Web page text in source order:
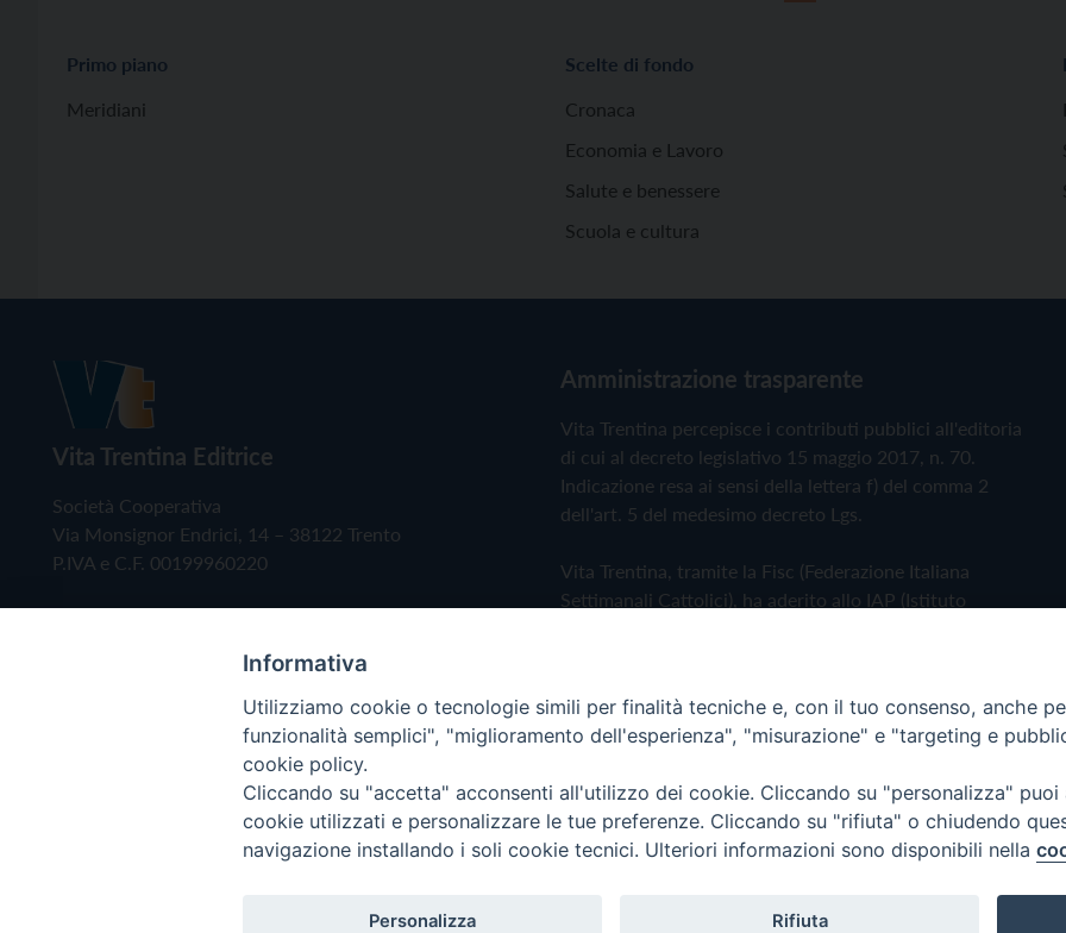
Primo piano
Meridiani
Scelte di fondo
Cronaca
Economia e Lavoro
Salute e benessere
Scuola e cultura
Vita Trentina Editrice
Società Cooperativa
Via Monsignor Endrici, 14 – 38122 Trento
P.IVA e C.F. 00199960220
Amministrazione trasparente
Vita Trentina percepisce i contributi pubblici all'editoria
di cui al decreto legislativo 15 maggio 2017, n. 70.
Indicazione resa ai sensi della lettera f) del comma 2
dell'art. 5 del medesimo decreto Lgs.
Vita Trentina, tramite la Fisc (Federazione Italiana
Settimanali Cattolici), ha aderito allo IAP (Istituto
Privacy Policy Cookie Policy
Copyright © 2019 - Tutti i diritti riservati - Vita Trentina Editrice
Informativa
Utilizziamo cookie o tecnologie simili per finalità tecniche e, con il tuo consenso, anche
funzionalità semplici", "miglioramento dell'esperienza", "misurazione" e "targeting e
cookie policy.
Cliccando su "accetta" acconsenti all'utilizzo dei cookie. Cliccando su "personalizza"
cookie utilizzati e personalizzare le tue preferenze. Cliccando su "rifiuta" o chiudendo
navigazione installando i soli cookie tecnici. Ulteriori informazioni sono disponibili nella
Personalizza Rifiuta